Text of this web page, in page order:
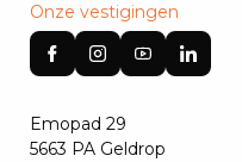
Onze vestigingen
Emopad 29
5663 PA Geldrop